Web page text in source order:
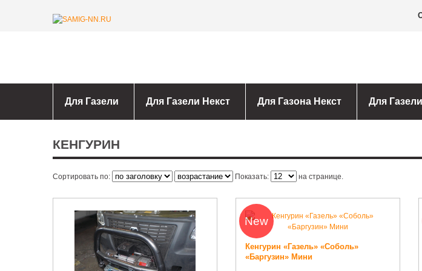
Для Газели Для Газели Некст Для Газона Некст Для
КЕНГУРИН
Сортировать по: Показать: на странице.
New
Кенгурин «Газель» «Соболь»
«Баргузин» Мини